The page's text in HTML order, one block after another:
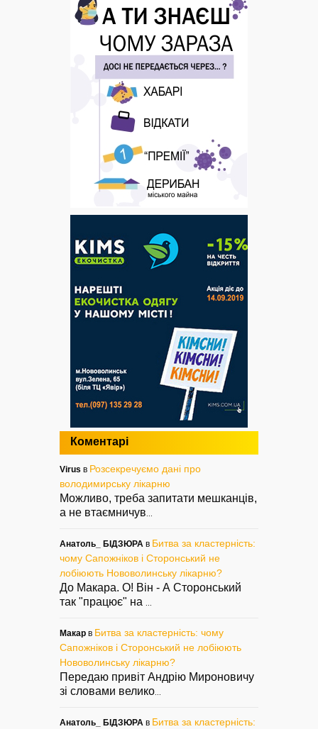
Коментарі
Virus в Розсекречуємо дані про
володимирську лікарню
Можливо, треба запитати мешканців,
а не втаємничув...
Анатоль_ БІДЗЮРА в Битва за кластерність:
чому Сапожніков і Сторонський не
лобіюють Нововолинську лікарню?
До Макара. О! Він - А Сторонський
так "працює" на ...
Макар в Битва за кластерність: чому
Сапожніков і Сторонський не лобіюють
Нововолинську лікарню?
Передаю привіт Андрію Мироновичу
зі словами велико...
Анатоль_ БІДЗЮРА в Битва за кластерність: